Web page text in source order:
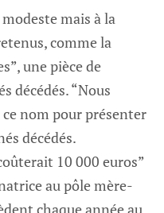
mais à la
comme la
une pièce de
décédés. “Nous
ce nom pour présenter
décédés.
10 000 euros”
au pôle mère-